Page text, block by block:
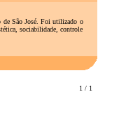
de São José. Foi utilizado o
sociabilidade, controle
1 / 1